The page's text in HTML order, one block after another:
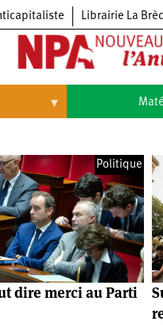
Librairie La
Politique
dire merci au Parti